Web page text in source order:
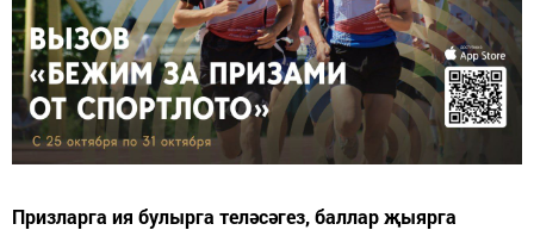
Призларга ия булырга теләсәгез, баллар җыярга